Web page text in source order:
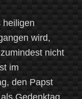
heiligen
wird,
nicht
im
den Papst
Gedenktag